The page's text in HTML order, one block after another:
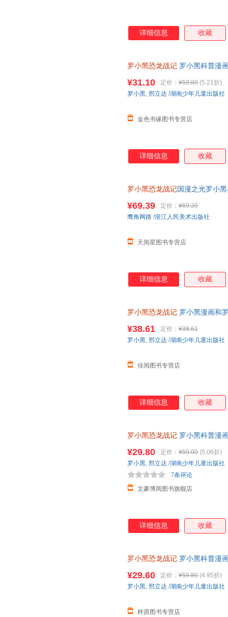
详细信息 收藏
罗小黑恐龙战记 罗小黑科普漫
¥31.10 定价： ¥59.80 (5.21折)
金色书缘图书专营店
罗小黑, 邢立达 /湖南少年儿童出版社
详细信息 收藏
罗小黑恐龙战记 国漫之光罗小
¥69.39 定价： ¥69.39
天阅星图书专营店
鹰角网路 /浙江人民美术出版社
详细信息 收藏
罗小黑恐龙战记 罗小黑漫画和
¥38.61 定价： ¥38.61
佳阅图书专营店
罗小黑, 邢立达 /湖南少年儿童出版社
详细信息 收藏
罗小黑恐龙战记 罗小黑科普漫
知识点。搭配化石实景指南，
前冒险之旅吧。
¥29.80 定价： ¥59.00 (5.06折)
文豪博阅图书旗舰店
7条评论
罗小黑, 邢立达 /湖南少年儿童出版社
详细信息 收藏
罗小黑恐龙战记 罗小黑科普漫
¥29.60 定价： ¥59.80 (4.95折)
梓原图书专营店
罗小黑, 邢立达 /湖南少年儿童出版社